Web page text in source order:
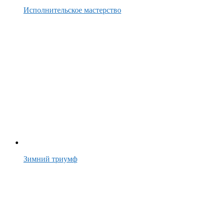
Исполнительское мастерство
Зимний триумф